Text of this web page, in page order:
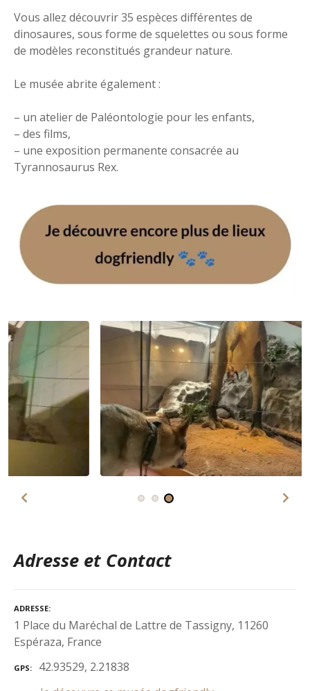
Vous allez découvrir 35 espèces différentes de
dinosaures, sous forme de squelettes ou sous forme
de modèles reconstitués grandeur nature.
Le musée abrite également :
– un atelier de Paléontologie pour les enfants,
– des films,
– une exposition permanente consacrée au
Tyrannosaurus Rex.
Adresse et Contact
ADRESSE
1 Place du Maréchal de Lattre de Tassigny, 11260
Espéraza, France
GPS 42.93529, 2.21838